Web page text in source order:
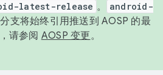
latest-release 。
android-
支将始终引用推送到 AOSP 的最
请参阅 AOSP 变更。